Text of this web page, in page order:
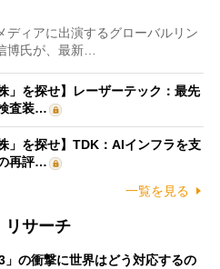
ィアに出演するグローバルリン
博氏が、最新…
」を探せ】レーザーテック：最先
査装…
」を探せ】TDK：AIインフラを支
再評…
一覧を見る
リサーチ
の衝撃に世界はどう対応するの